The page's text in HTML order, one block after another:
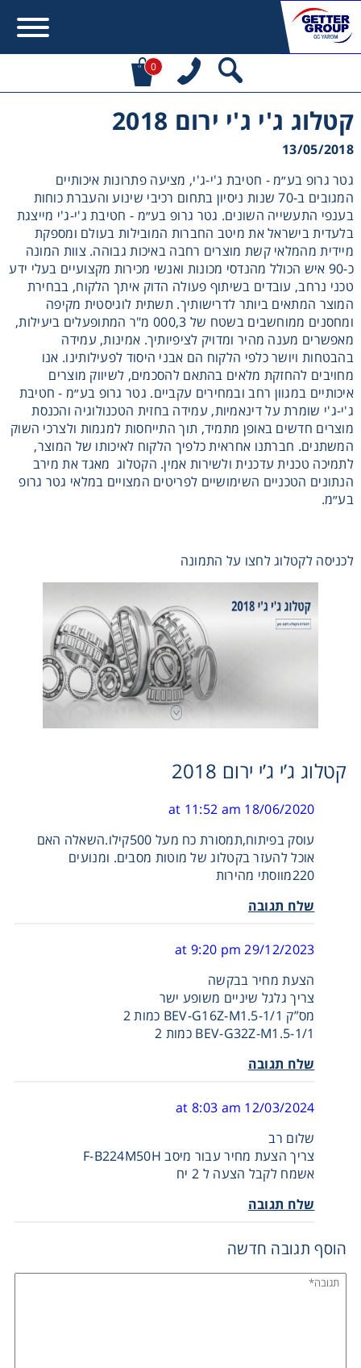
0
קטלוג ג'י ג'י ירום 2018
13/05/2018
גטר גרופ בע״מ - חטיבת ג'י-ג'י, מציעה פתרונות איכותיים
המגובים ב-70 שנות ניסיון בתחום רכיבי שינוע והעברת כוחות
בענפי התעשייה השונים. גטר גרופ בע״מ - חטיבת ג'י-ג'י מייצגת
בלעדית בישראל את מיטב החברות המובילות בעולם ומספקת
מיידית מהמלאי קשת מוצרים רחבה באיכות גבוהה. צוות המונה
כ-90 איש הכולל מהנדסי מכונות ואנשי מכירות מקצועיים בעלי ידע
טכני נרחב, עובדים בשיתוף פעולה הדוק איתך הלקוח, בבחירת
המוצר המתאים ביותר לדרישותיך. תשתית לוגיסטית מקיפה
ומחסנים ממוחשבים בשטח של 000,3 מ"ר המתופעלים ביעילות,
מאפשרים מענה מהיר ומדויק לציפיותיך. אמינות, עמידה
בהבטחות ויושר כלפי הלקוח הם אבני היסוד לפעילותינו. אנו
מחויבים להחזקת מלאים בהתאם להסכמים, לשיווק מוצרים
איכותיים במגוון רחב ובמחירים עקביים. גטר גרופ בע״מ - חטיבת
ג'י-ג'י שומרת על דינאמיות, עמידה בחזית הטכנולוגיה והכנסת
מוצרים חדשים באופן מתמיד, תוך התייחסות למגמות ולצרכי השוק
המשתנים. חברתנו אחראית כלפיך הלקוח לאיכותו של המוצר,
לתמיכה טכנית עדכנית ולשירות אמין. הקטלוג מאגד את מירב
הנתונים הטכניים השימושיים לפריטים המצויים במלאי גטר גרופ
בע״מ.
לכניסה לקטלוג לחצו על התמונה
קטלוג ג’י ג’י ירום 2018
18/06/2020 at 11:52 am
עוסק בפיתוח,תמסורת כח מעל 500קילו.השאלה האם
אוכל להעזר בקטלוג של מוטות מסבים. ומנועים
220מווסתי מהירות
שלח תגובה
29/12/2023 at 9:20 pm
הצעת מחיר בבקשה
צריך גלגל שיניים משופע ישר
מס”ק BEV-G16Z-M1.5-1/1 כמות 2
BEV-G32Z-M1.5-1/1 כמות 2
שלח תגובה
12/03/2024 at 8:03 am
שלום רב
צריך הצעת מחיר עבור מיסב F-B224M50H
אשמח לקבל הצעה ל 2 יח
שלח תגובה
הוסף תגובה חדשה
Contact form not found.
מקשרים, מצמדים ובלמים
מנועי חשמל וממסרות
מיסבים ובתי מיסב
שרשראות, גלגלי שרשרת וגלגלי שיניים
רצועות וי, רצועות תזמון וגלגלים
שינוע ליניארי
עיבוד שבבי/רכיבי אוטומציה, תבניות ושטנצים
רשתות ואביזרי מסוע